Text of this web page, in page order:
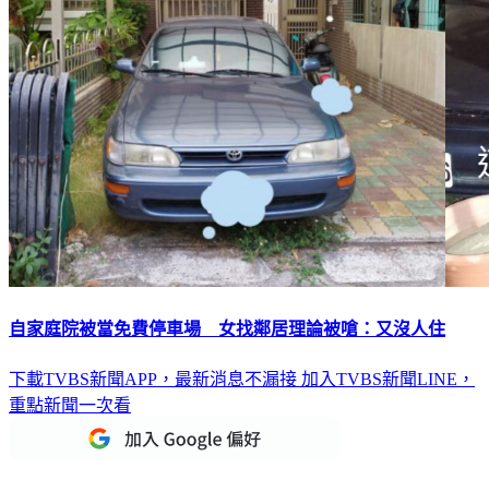
自家庭院被當免費停車場 女找鄰居理論被嗆：又沒人住
下載TVBS新聞APP，最新消息不漏接 加入TVBS新聞LINE，
重點新聞一次看